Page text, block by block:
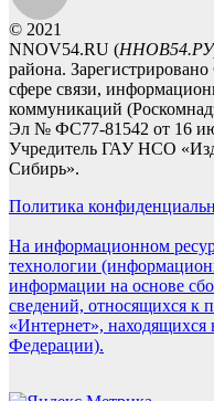
© 2021
NNOV54.RU (
района.
сфере связи,
коммуникаций
Эл № ФС77-81542 от 16
Учредитель ГАУ НСО
Сибирь».
Политика
На информационном
технологии
информации на основе
сведений, относящихся к
«Интернет», находящихся
Федерации).